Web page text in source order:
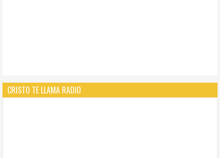
CRISTO TE LLAMA RADIO